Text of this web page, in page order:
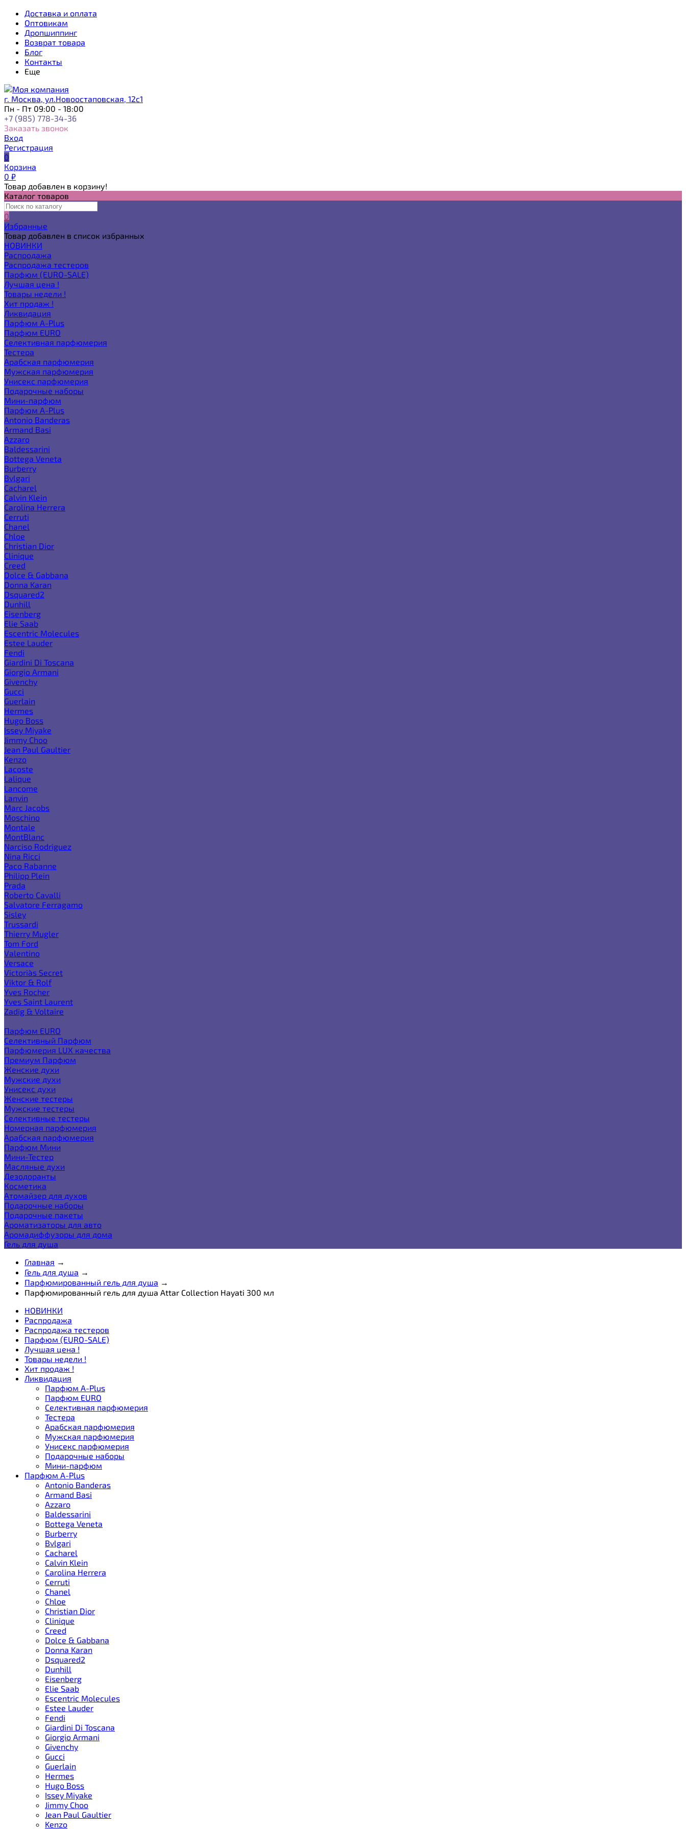
Доставка и оплата
Оптовикам
Дропшиппинг
Возврат товара
Блог
Контакты
Еще
г. Москва, ул.Новоостаповская, 12с1
Пн - Пт 09:00 - 18:00
+7 (985) 778-34-36
Заказать звонок
Вход
Регистрация
0
Корзина
0 ₽
Товар добавлен в корзину!
Каталог товаров
0
Избранные
Товар добавлен в список избранных
НОВИНКИ
Распродажа
Распродажа тестеров
Парфюм (EURO-SALE)
Лучшая цена !
Товары недели !
Хит продаж !
Ликвидация
Парфюм A-Plus
Парфюм EURO
Селективная парфюмерия
Тестера
Арабская парфюмерия
Мужская парфюмерия
Унисекс парфюмерия
Подарочные наборы
Мини-парфюм
Парфюм A-Plus
Antonio Banderas
Armand Basi
Azzaro
Baldessarini
Bottega Veneta
Burberry
Bvlgari
Cacharel
Calvin Klein
Carolina Herrera
Cerruti
Chanel
Chloe
Christian Dior
Clinique
Creed
Dolce & Gabbana
Donna Karan
Dsquared2
Dunhill
Eisenberg
Elie Saab
Escentric Molecules
Estee Lauder
Fendi
Giardini Di Toscana
Giorgio Armani
Givenchy
Gucci
Guerlain
Hermes
Hugo Boss
Issey Miyake
Jimmy Choo
Jean Paul Gaultier
Kenzo
Lacoste
Lalique
Lancome
Lanvin
Marc Jacobs
Moschino
Montale
MontBlanc
Narciso Rodriguez
Nina Ricci
Paco Rabanne
Philipp Plein
Prada
Roberto Cavalli
Salvatore Ferragamo
Sisley
Trussardi
Thierry Mugler
Tom Ford
Valentino
Versace
Victoria`s Secret
Viktor & Rolf
Yves Rocher
Yves Saint Laurent
Zadig & Voltaire
Парфюм EURO
Селективный Парфюм
Парфюмерия LUX качества
Премиум Парфюм
Женские духи
Мужские духи
Унисекс духи
Женские тестеры
Мужские тестеры
Селективные тестеры
Номерная парфюмерия
Арабская парфюмерия
Парфюм Мини
Мини-Тестер
Масляные духи
Дезодоранты
Косметика
Атомайзер для духов
Подарочные наборы
Подарочные пакеты
Ароматизаторы для авто
Аромадиффузоры для дома
Гель для душа
Главная →
Гель для душа →
Парфюмированный гель для душа →
Парфюмированный гель для душа Attar Collection Hayati 300 мл
НОВИНКИ
Распродажа
Распродажа тестеров
Парфюм (EURO-SALE)
Лучшая цена !
Товары недели !
Хит продаж !
Ликвидация
Парфюм A-Plus
Парфюм EURO
Селективная парфюмерия
Тестера
Арабская парфюмерия
Мужская парфюмерия
Унисекс парфюмерия
Подарочные наборы
Мини-парфюм
Парфюм A-Plus
Antonio Banderas
Armand Basi
Azzaro
Baldessarini
Bottega Veneta
Burberry
Bvlgari
Cacharel
Calvin Klein
Carolina Herrera
Cerruti
Chanel
Chloe
Christian Dior
Clinique
Creed
Dolce & Gabbana
Donna Karan
Dsquared2
Dunhill
Eisenberg
Elie Saab
Escentric Molecules
Estee Lauder
Fendi
Giardini Di Toscana
Giorgio Armani
Givenchy
Gucci
Guerlain
Hermes
Hugo Boss
Issey Miyake
Jimmy Choo
Jean Paul Gaultier
Kenzo